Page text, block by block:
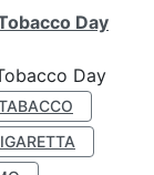
Day
Day